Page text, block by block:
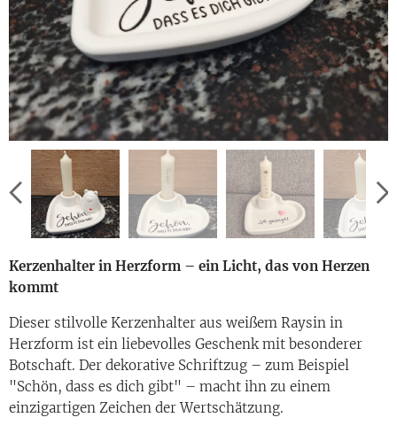
Kerzenhalter in Herzform – ein Licht, das von Herzen
kommt
Dieser stilvolle Kerzenhalter aus weißem Raysin in
Herzform ist ein liebevolles Geschenk mit besonderer
Botschaft. Der dekorative Schriftzug – zum Beispiel
"Schön, dass es dich gibt" – macht ihn zu einem
einzigartigen Zeichen der Wertschätzung.